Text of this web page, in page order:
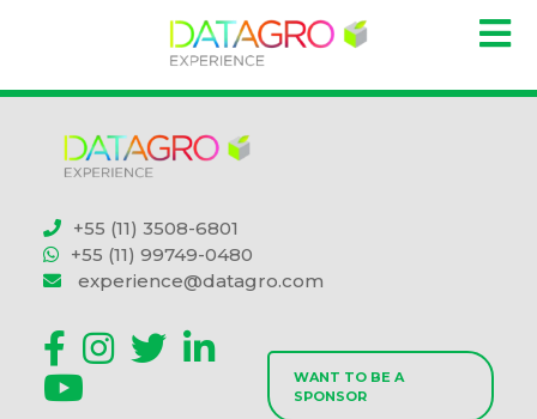
+55 (11) 3508-6801
+55 (11) 99749-0480
experience@datagro.com
WANT TO BE A
SPONSOR